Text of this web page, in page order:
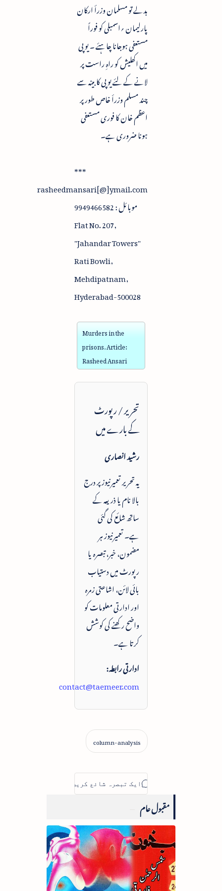
بدلے تو مسلمان وزرأ ارکان
پارلیمان ؍اسمبلی کو فوراً
مستعفی ہوجانا چاہئے ۔ یو پی
میں اکھلیش کو راہِ راست پر
لانے کے لئے یو پی کابینہ سے
چند مسلم وزرأ خاص طور پر
اعظم خان کا فوری مستعفی
ہونا ضروری ہے۔
***
rasheedmansari[@]ymail.com
موبائل : 9949466582
Flat No. 207,
"Jahandar Towers"
Rati Bowli,
Mehdipatnam,
Hyderabad-500028
Murders in the
prisons. Article:
Rasheed Ansari
تحریر / رپورٹ
کے بارے میں
رشید انصاری
یہ تحریر تعمیرنیوز پر درج
بالا نام یا ذریعہ کے
ساتھ شائع کی گئی
ہے۔ تعمیرنیوز ہر
مضمون، خبر، تبصرہ یا
رپورٹ میں دستیاب
بائی لائن، اشاعتی زمرہ
اور ادارتی معلومات کو
واضح رکھنے کی کوشش
کرتا ہے۔
ادارتی رابطہ:
contact@taemeer.com
مقبول عام